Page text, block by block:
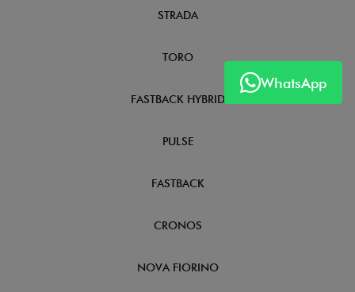
WhatsApp
STRADA
TORO
FASTBACK HYBRID
PULSE
FASTBACK
CRONOS
NOVA FIORINO